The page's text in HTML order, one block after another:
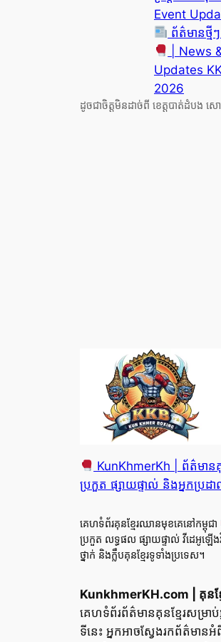
Event
ព័ត៌មានថ្មីៗ
| News
Updates
2026
ដូចជាចិត្តមិនដាច់ពី ខេត្តបាត់ដំបង ស
KunKhmerKh | ព័ត៌មានគុ
ប្រកួត ផ្សាយផ្ទាល់ និងអ្នកប្រដា
គេហទំព័រគុនខ្មែរឈានមុខគេនៅកម្ពុជា
ប្រកួត លទ្ធផល ផ្សាយផ្ទាល់ វីដេអូឡ
ថ្នាក់ និងក្លឹបគុនខ្មែរទូទាំងប្រទេស។
KunkhmerKH.com | គុនខ្មែ
គេហទំព័រព័ត៌មានគុនខ្មែរសម្រាប់
ទីនេះ អ្នកអាចស្វែងរកព័ត៌មានអំ